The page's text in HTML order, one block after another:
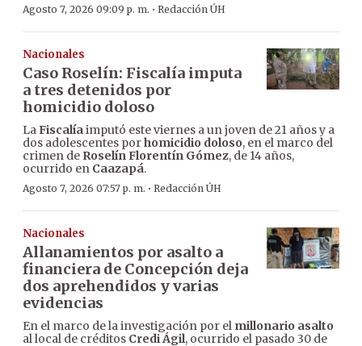
Agosto 7, 2026 09:09 p. m. · Redacción ÚH
Nacionales
Caso Roselín: Fiscalía imputa
a tres detenidos por
homicidio doloso
LaFiscalíaimputó este viernes a un joven de 21 años y a
dos adolescentes porhomicidio doloso, en el marco del
crimen de Roselín Florentín Gómez, de 14 años,
ocurrido en Caazapá.
Agosto 7, 2026 07:57 p. m. · Redacción ÚH
Nacionales
Allanamientos por asalto a
financiera de Concepción deja
dos aprehendidos y varias
evidencias
En el marco de la investigación por el millonario asalto
al local de créditos Credi Ágil, ocurrido el pasado 30 de